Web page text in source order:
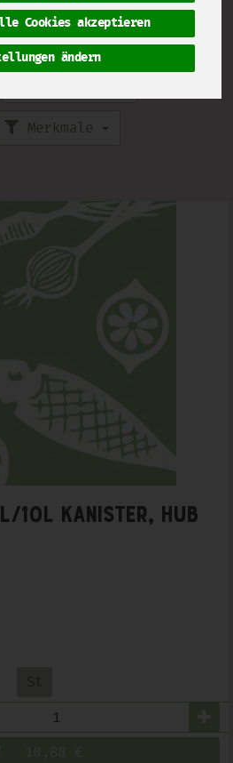
Cookies akzeptieren
ändern
Merkmale
10l Kanister, Hub